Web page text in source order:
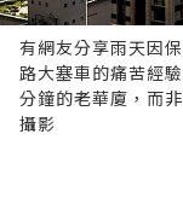
有網友分享雨天因
路大塞車的痛苦經
分鐘的老華廈，而
攝影